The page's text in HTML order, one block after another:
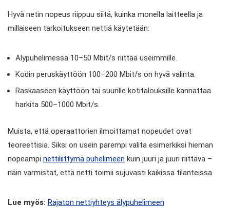
Hyvä netin nopeus riippuu siitä, kuinka monella laitteella ja
millaiseen tarkoitukseen nettiä käytetään:
Älypuhelimessa 10–50 Mbit/s riittää useimmille.
Kodin peruskäyttöön 100–200 Mbit/s on hyvä valinta.
Raskaaseen käyttöön tai suurille kotitalouksille kannattaa
harkita 500–1000 Mbit/s.
Muista, että operaattorien ilmoittamat nopeudet ovat
teoreettisia. Siksi on usein parempi valita esimerkiksi hieman
nopeampi nettiliittymä puhelimeen kuin juuri ja juuri riittävä –
näin varmistat, että netti toimii sujuvasti kaikissa tilanteissa.
Lue myös: Rajaton nettiyhteys älypuhelimeen